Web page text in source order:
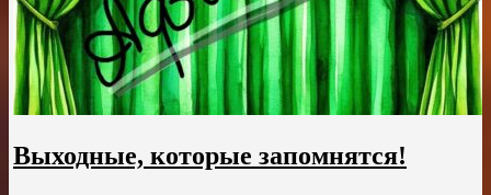
Выходные, которые запомнятся!